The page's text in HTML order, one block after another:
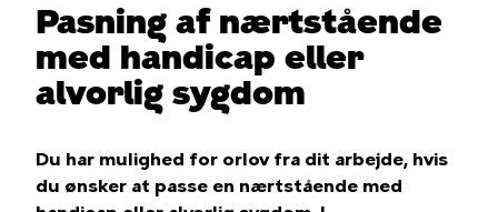
Pasning af nærtstående
med handicap eller
alvorlig sygdom
Du har mulighed for orlov fra dit arbejde, hvis
du ønsker at passe en nærtstående med